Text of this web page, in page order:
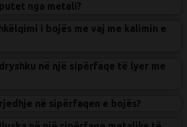
nga metali?
i bojës me vaj me kalimin e
në një sipërfaqe të lyer me
në sipërfaqen e bojës?